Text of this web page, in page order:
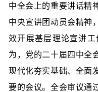
中全会上的重要讲话精
中央宣讲团动员会精神
效开展基层理论宣讲
为，党的二十届四中全
现代化夯实基础、全面
要的会议。全会审议通